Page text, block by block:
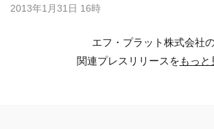
2013年1月31日 16時
エフ・プラット株式会社
関連プレスリリースをもっと